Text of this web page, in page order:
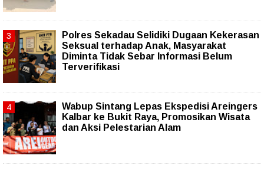
Polres Sekadau Selidiki Dugaan Kekerasan
Seksual terhadap Anak, Masyarakat
Diminta Tidak Sebar Informasi Belum
Terverifikasi
Wabup Sintang Lepas Ekspedisi Areingers
Kalbar ke Bukit Raya, Promosikan Wisata
dan Aksi Pelestarian Alam